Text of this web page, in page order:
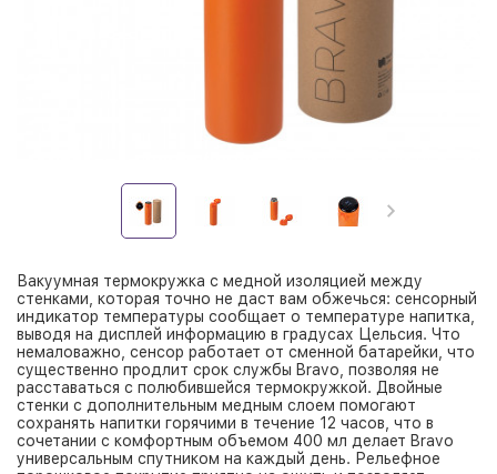
Вакуумная термокружка с медной изоляцией между
стенками, которая точно не даст вам обжечься: сенсорный
индикатор температуры сообщает о температуре напитка,
выводя на дисплей информацию в градусах Цельсия. Что
немаловажно, сенсор работает от сменной батарейки, что
существенно продлит срок службы Bravo, позволяя не
расставаться с полюбившейся термокружкой. Двойные
стенки c дополнительным медным слоем помогают
сохранять напитки горячими в течение 12 часов, что в
сочетании с комфортным объемом 400 мл делает Bravo
универсальным спутником на каждый день. Рельефное